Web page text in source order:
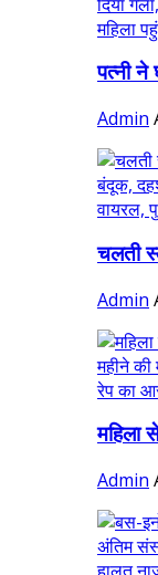
पत्नी
Admin
चलती
Admin
महिला
Admin